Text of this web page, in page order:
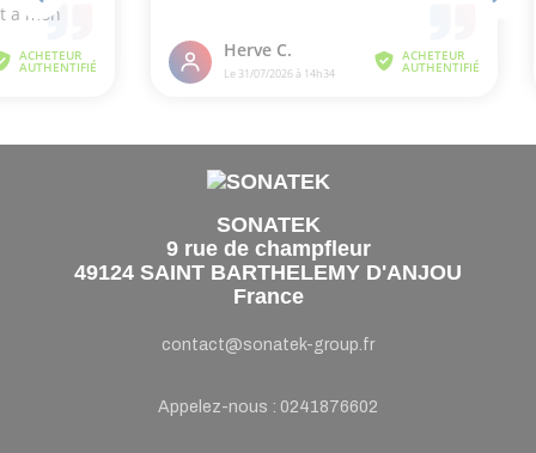
SONATEK
9 rue de champfleur
49124 SAINT BARTHELEMY D'ANJOU
France
contact@sonatek-group.fr
Appelez-nous : 0241876602